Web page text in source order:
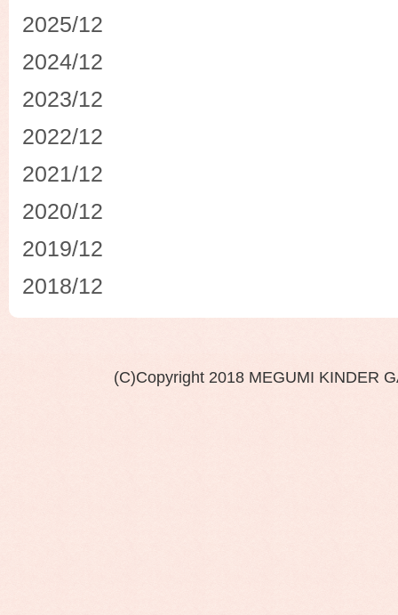
2025/12
2024/12
2023/12
2022/12
2021/12
2020/12
2019/12
2018/12
(C)Copyright 2018 MEGUMI KINDER